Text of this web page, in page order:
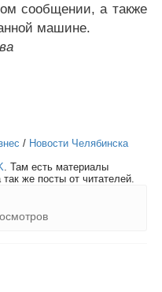
сообщении, а также
машине.
/ Новости Челябинска
. Там есть материалы
же посты от читателей.